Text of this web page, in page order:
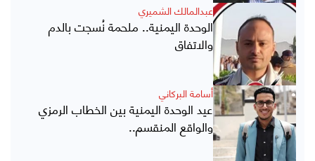
عبدالمالك الشميري
الوحدة اليمنية.. ملحمة نُسجت بالدم
والاتفاق
أسامة البركاني
عيد الوحدة اليمنية بين الخطاب الرمزي
والواقع المنقسم..